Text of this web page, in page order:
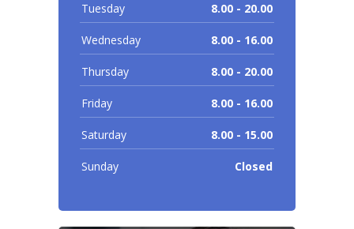
Tuesday 8.00 - 20.00
Wednesday 8.00 - 16.00
Thursday 8.00 - 20.00
Friday 8.00 - 16.00
Saturday 8.00 - 15.00
Sunday Closed